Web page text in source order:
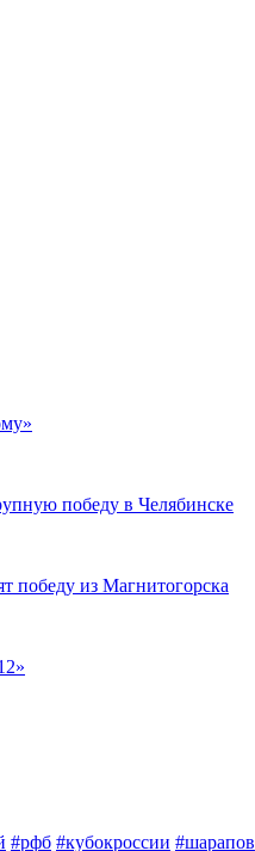
победу в Челябинске
победу из Магнитогорска
#рфб #кубокроссии #шарапов